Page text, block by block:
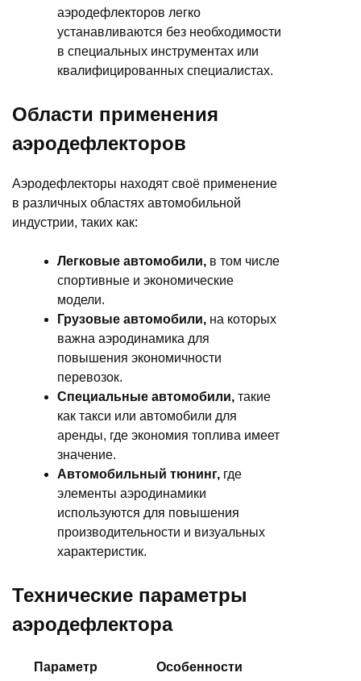
аэродефлекторов легко
устанавливаются без необходимости
в специальных инструментах или
квалифицированных специалистах.
Области применения
аэродефлекторов
Аэродефлекторы находят своё применение
в различных областях автомобильной
индустрии, таких как:
Легковые автомобили, в том числе
спортивные и экономические
модели.
Грузовые автомобили, на которых
важна аэродинамика для
повышения экономичности
перевозок.
Специальные автомобили, такие
как такси или автомобили для
аренды, где экономия топлива имеет
значение.
Автомобильный тюнинг, где
элементы аэродинамики
используются для повышения
производительности и визуальных
характеристик.
Технические параметры
аэродефлектора
Параметр Особенности